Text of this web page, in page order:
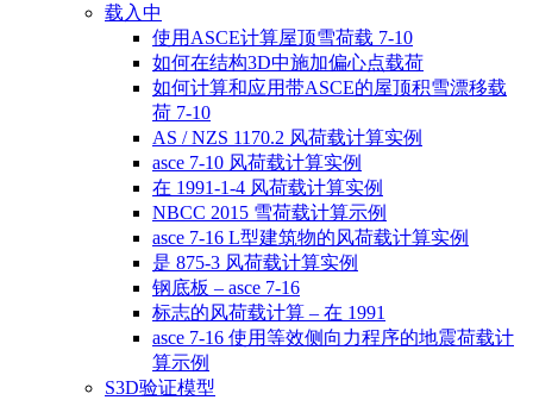
载入中
使用ASCE计算屋顶雪荷载 7-10
如何在结构3D中施加偏心点载荷
如何计算和应用带ASCE的屋顶积雪漂移载
荷 7-10
AS / NZS 1170.2 风荷载计算实例
asce 7-10 风荷载计算实例
在 1991-1-4 风荷载计算实例
NBCC 2015 雪荷载计算示例
asce 7-16 L型建筑物的风荷载计算实例
是 875-3 风荷载计算实例
钢底板 – asce 7-16
标志的风荷载计算 – 在 1991
asce 7-16 使用等效侧向力程序的地震荷载计
算示例
S3D验证模型